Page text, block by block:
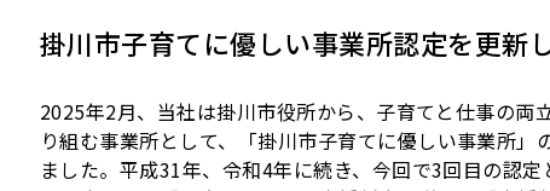
掛川市子育てに優しい事業所認定を更新
2025年2月、当社は掛川市役所から、子育てと仕事の両
り組む事業所として、「掛川市子育てに優しい事業所」
ました。平成31年、令和4年に続き、今回で3回目の認定